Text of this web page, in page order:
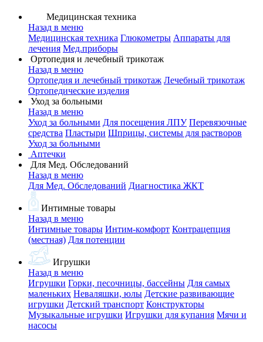
Медицинская техника
Назад в меню
Медицинская техника Глюкометры Аппараты для
лечения Мед.приборы
Ортопедия и лечебный трикотаж
Назад в меню
Ортопедия и лечебный трикотаж Лечебный трикотаж
Ортопедические изделия
Уход за больными
Назад в меню
Уход за больными Для посещения ЛПУ Перевязочные
средства Пластыри Шприцы, системы для растворов
Уход за больными
Аптечки
Для Мед. Обследований
Назад в меню
Для Мед. Обследований Диагностика ЖКТ
Интимные товары
Назад в меню
Интимные товары Интим-комфорт Контрацепция
(местная) Для потенции
Игрушки
Назад в меню
Игрушки Горки, песочницы, бассейны Для самых
маленьких Неваляшки, юлы Детские развивающие
игрушки Детский транспорт Конструкторы
Музыкальные игрушки Игрушки для купания Мячи и
насосы